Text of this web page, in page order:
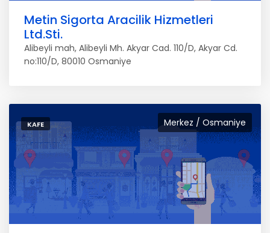
Metin Sigorta Aracilik Hizmetleri
Ltd.Sti.
Alibeyli mah, Alibeyli Mh. Akyar Cad. 110/D, Akyar Cd.
no:110/D, 80010 Osmaniye
Merkez / Osmaniye
KAFE